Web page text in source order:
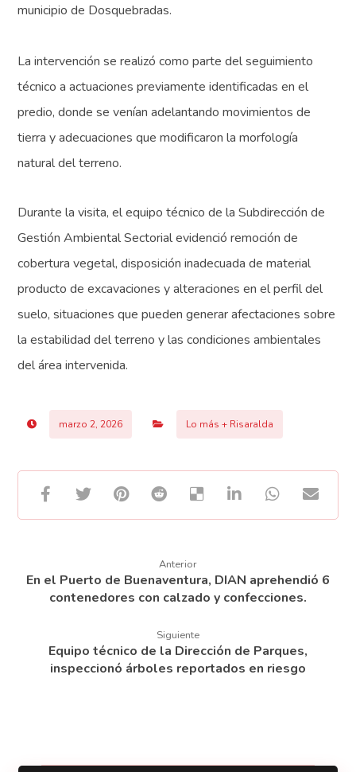
municipio de Dosquebradas.
La intervención se realizó como parte del seguimiento
técnico a actuaciones previamente identificadas en el
predio, donde se venían adelantando movimientos de
tierra y adecuaciones que modificaron la morfología
natural del terreno.
Durante la visita, el equipo técnico de la Subdirección de
Gestión Ambiental Sectorial evidenció remoción de
cobertura vegetal, disposición inadecuada de material
producto de excavaciones y alteraciones en el perfil del
suelo, situaciones que pueden generar afectaciones sobre
la estabilidad del terreno y las condiciones ambientales
del área intervenida.
marzo 2, 2026 Lo más + Risaralda
Anterior
En el Puerto de Buenaventura, DIAN aprehendió 6
contenedores con calzado y confecciones.
Siguiente
Equipo técnico de la Dirección de Parques,
inspeccionó árboles reportados en riesgo